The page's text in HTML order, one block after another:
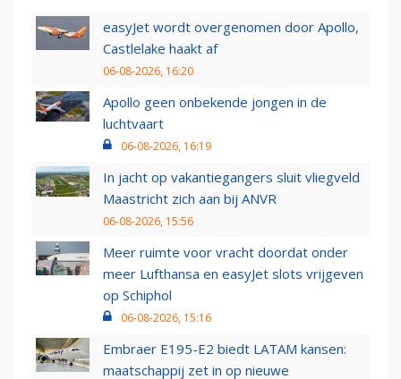
easyJet wordt overgenomen door Apollo,
Castlelake haakt af
06-08-2026, 16:20
Apollo geen onbekende jongen in de
luchtvaart
06-08-2026, 16:19
In jacht op vakantiegangers sluit vliegveld
Maastricht zich aan bij ANVR
06-08-2026, 15:56
Meer ruimte voor vracht doordat onder
meer Lufthansa en easyJet slots vrijgeven
op Schiphol
06-08-2026, 15:16
Embraer E195-E2 biedt LATAM kansen:
maatschappij zet in op nieuwe